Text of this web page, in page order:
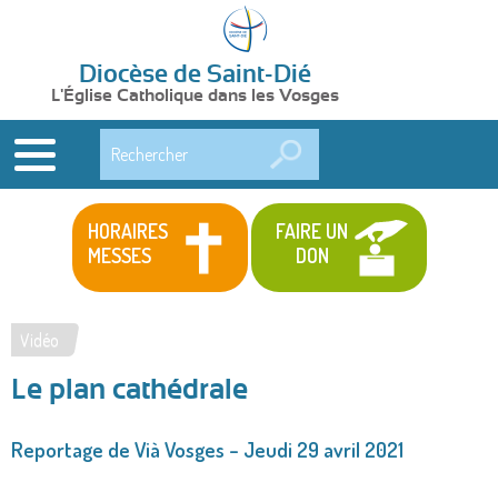
Diocèse de Saint-Dié
L'Église Catholique dans les Vosges
HORAIRES
MESSES
FAIRE UN
DON
Vous
êtes
ici
Vidéo
Le plan cathédrale
Reportage de Vià Vosges – Jeudi 29 avril 2021